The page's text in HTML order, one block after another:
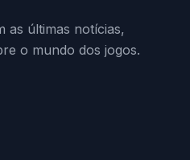
as últimas notícias,
o mundo dos jogos.